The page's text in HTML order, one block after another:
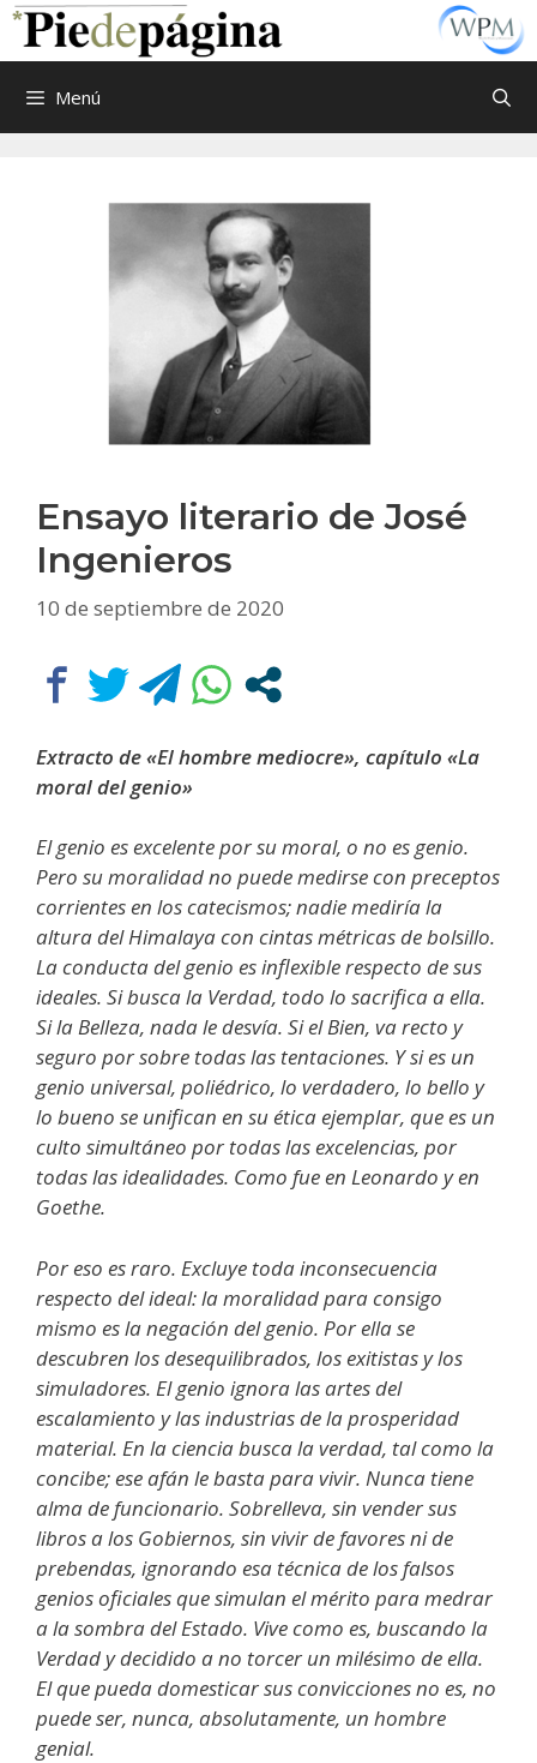
Saltar
Menú
Ensayo literario de José
Ingenieros
10 de septiembre de 2020
Extracto de «El hombre mediocre», capítulo «La
moral del genio»
El genio es excelente por su moral, o no es genio.
Pero su moralidad no puede medirse con preceptos
corrientes en los catecismos; nadie mediría la
altura del Himalaya con cintas métricas de bolsillo.
La conducta del genio es inflexible respecto de sus
ideales. Si busca la Verdad, todo lo sacrifica a ella.
Si la Belleza, nada le desvía. Si el Bien, va recto y
seguro por sobre todas las tentaciones. Y si es un
genio universal, poliédrico, lo verdadero, lo bello y
lo bueno se unifican en su ética ejemplar, que es un
culto simultáneo por todas las excelencias, por
todas las idealidades. Como fue en Leonardo y en
Goethe.
Por eso es raro. Excluye toda inconsecuencia
respecto del ideal: la moralidad para consigo
mismo es la negación del genio. Por ella se
descubren los desequilibrados, los exitistas y los
simuladores. El genio ignora las artes del
escalamiento y las industrias de la prosperidad
material. En la ciencia busca la verdad, tal como la
concibe; ese afán le basta para vivir. Nunca tiene
alma de funcionario. Sobrelleva, sin vender sus
libros a los Gobiernos, sin vivir de favores ni de
prebendas, ignorando esa técnica de los falsos
genios oficiales que simulan el mérito para medrar
a la sombra del Estado. Vive como es, buscando la
Verdad y decidido a no torcer un milésimo de ella.
El que pueda domesticar sus convicciones no es, no
puede ser, nunca, absolutamente, un hombre
genial.